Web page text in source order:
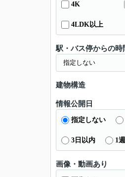
4K
4LDK以上
駅・バス停からの時
建物構造
情報公開日
指定しない
3日以内 1
画像・動画あり